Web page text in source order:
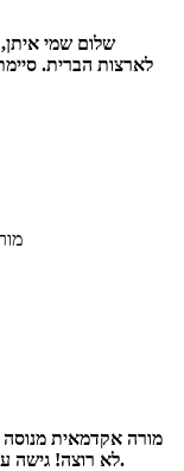
שלום שמי
מורה אקדמאית מנוסה
לא רוצה! גישה עם חיוך והמון הבנה שגורמת לילד לרצות להצליח.